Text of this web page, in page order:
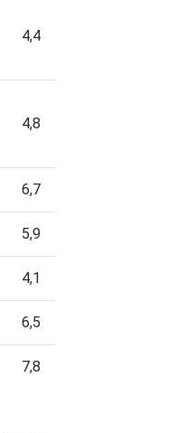
4,4
4,8
6,7
5,9
4,1
6,5
7,8